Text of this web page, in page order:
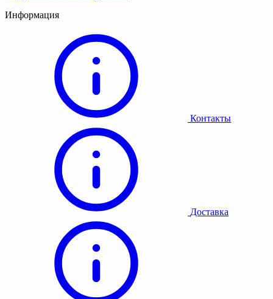
Информация
Контакты
Доставка